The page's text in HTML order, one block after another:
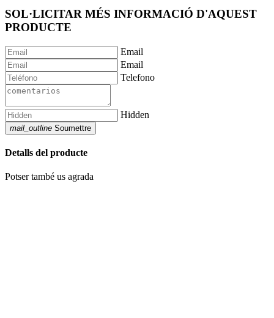
SOL·LICITAR MÉS INFORMACIÓ D'AQUEST
PRODUCTE
Email
Email
Telefono
Hidden
mail_outline Soumettre
Detalls del producte
Potser també us agrada